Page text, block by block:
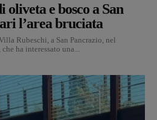
oliveta e bosco a San
l’area bruciata
Rubeschi, a San Pancrazio, nel
ha interessato una...